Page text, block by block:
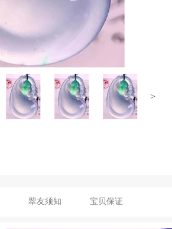
>
翠友须知 宝贝保证